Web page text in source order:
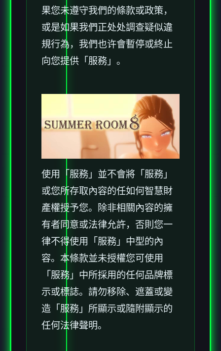
果您未遵守我們的條款或政策，
或是如果我們正处处調查疑似違
規行為，我們也许會暫停或終止
向您提供「服務」。
使用「服務」並不會將「服務」
或您所存取內容的任如何智慧財
產權授予您。除非相關內容的擁
有者同意或法律允許，否則您一
律不得使用「服務」中型的內
容。本條款並未授權您可使用
「服務」中所採用的任何品牌標
示或標誌。請勿移除、遮蓋或變
造「服務」所顯示或隨附顯示的
任何法律聲明。